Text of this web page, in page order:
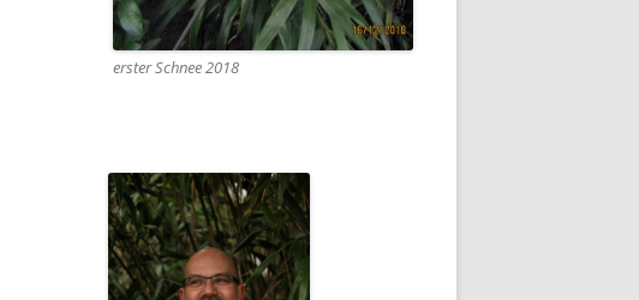
erster Schnee 2018